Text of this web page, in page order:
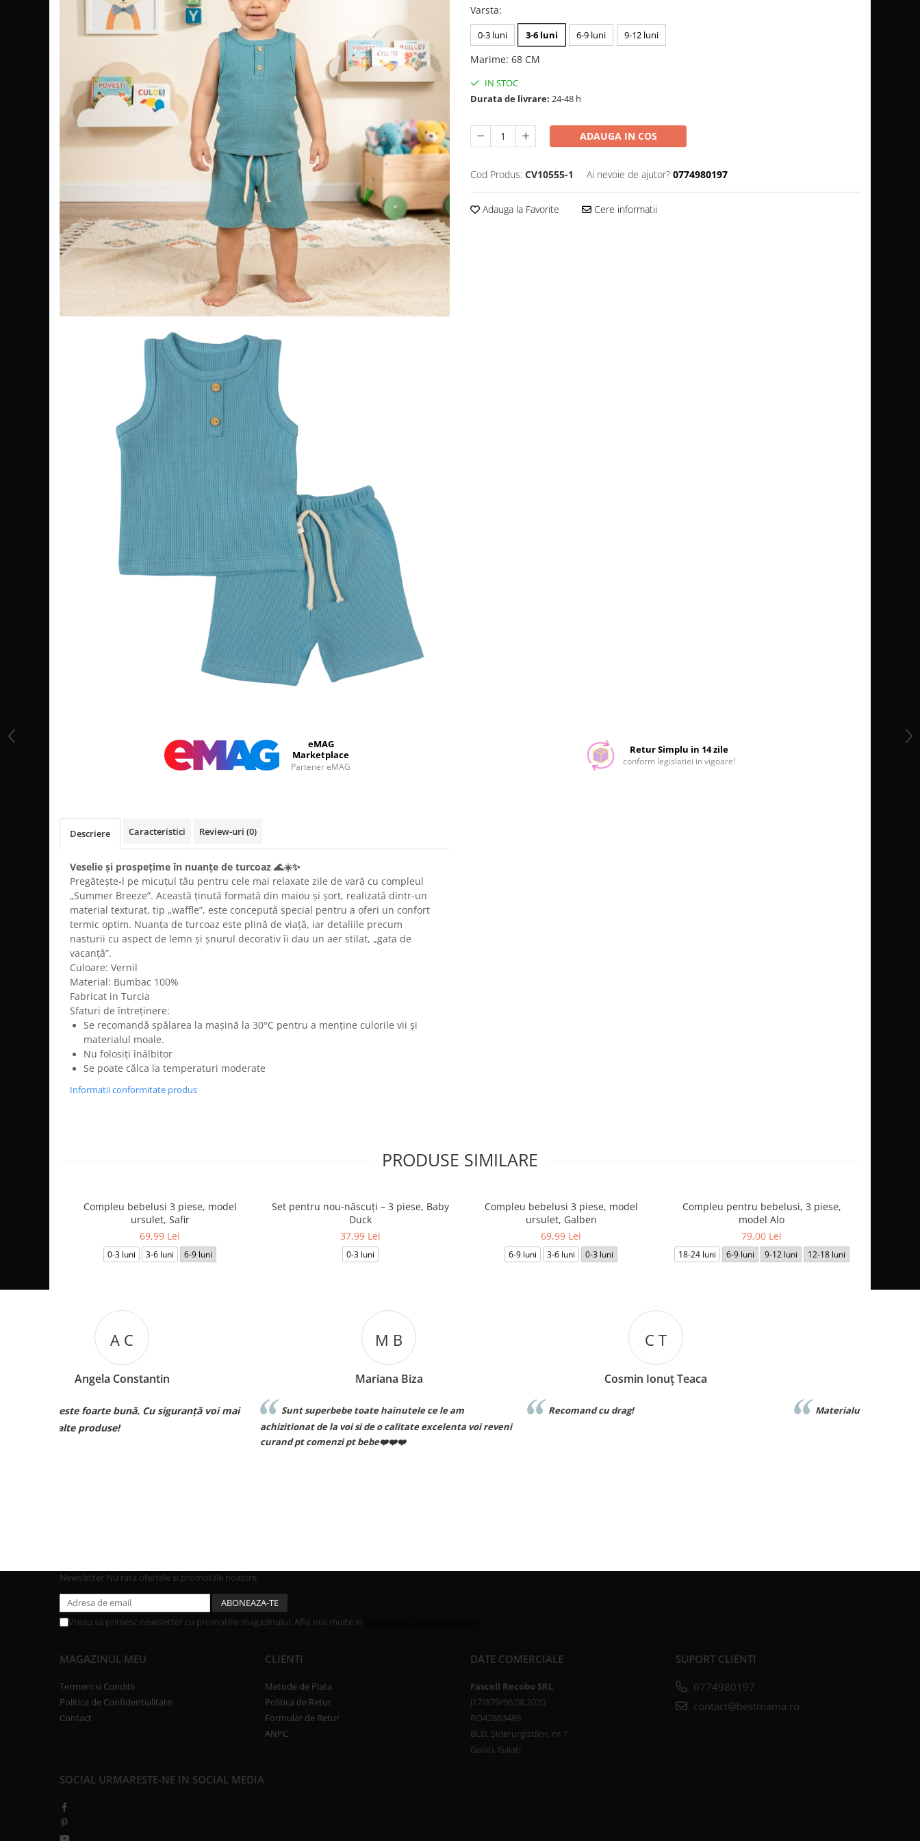
Facebook
Varsta:
0-3 luni 3-6 luni 6-9 luni 9-12 luni
Marime: 68 CM
IN STOC
Durata de livrare: 24-48 h
ADAUGA IN COS
Cod Produs: CV10555-1 Ai nevoie de ajutor? 0774980197
Adauga la Favorite Cere informatii
eMAG
Marketplace
Partener eMAG
Retur Simplu in 14 zile
conform legislatiei in vigoare!
Descriere Caracteristici Review-uri (0)
Veselie și prospețime în nuanțe de turcoaz 🌊☀️✨
Pregătește-l pe micuțul tău pentru cele mai relaxate zile de vară cu compleul
„Summer Breeze”. Această ținută formată din maiou și șort, realizată dintr-un
material texturat, tip „waffle”, este concepută special pentru a oferi un confort
termic optim. Nuanța de turcoaz este plină de viață, iar detaliile precum
nasturii cu aspect de lemn și șnurul decorativ îi dau un aer stilat, „gata de
vacanță”.
Culoare: Vernil
Material: Bumbac 100%
Fabricat in Turcia
Sfaturi de întreținere:
Se recomandă spălarea la mașină la 30°C pentru a menține culorile vii și
materialul moale.
Nu folosiți înălbitor
Se poate călca la temperaturi moderate
Informatii conformitate produs
PRODUSE SIMILARE
Compleu bebelusi 3 piese, model
ursulet, Safir
69,99 Lei
0-3 luni 3-6 luni 6-9 luni
Set pentru nou-născuți – 3 piese, Baby
Duck
37,99 Lei
0-3 luni
Compleu bebelusi 3 piese, model
ursulet, Galben
69,99 Lei
6-9 luni 3-6 luni 0-3 luni
Compleu pentru bebelusi, 3 piese,
model Alo
79,00 Lei
18-24 luni 6-9 luni 9-12 luni 12-18 luni
Mariana Biza
Sunt superbebe toate hainutele ce le am
achizitionat de la voi si de o calitate excelenta voi reveni
Cosmin Ionuț Teaca
Recomand cu drag!
Iuliana Batincu
Materialul foarte bun,sunt foarte multumita
Newsletter Nu rata ofertele si promotiile noastre
Vreau sa primesc newsletter cu promotiile magazinului. Afla mai multe in
MAGAZINUL MEU
Termeni si Conditii
Politica de Confidentialitate
Contact
CLIENTI
Metode de Plata
Politica de Retur
Formular de Retur
ANPC
DATE COMERCIALE
Fascell Recobo SRL
J17/879/06.08.2020
RO42883489
BLD. Siderurgistilor, nr 7
Galati, Galați
SUPORT CLIENTI
0774980197
contact@bestmama.ro
SOCIAL URMARESTE-NE IN SOCIAL MEDIA